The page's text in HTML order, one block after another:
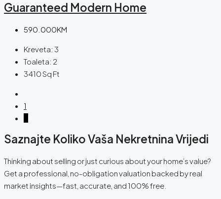
Guaranteed Modern Home
590.000KM
Kreveta: 3
Toaleta: 2
3410Sq Ft
1
Saznajte Koliko Vaša Nekretnina Vrijedi
Thinking about selling or just curious about your home’s value?
Get a professional, no-obligation valuation backed by real
market insights—fast, accurate, and 100% free.